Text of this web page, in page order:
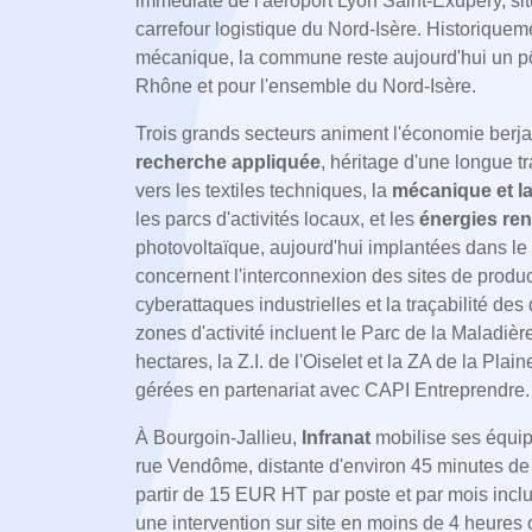
carrefour logistique du Nord-Isère.
mécanique, la commune reste aujourd'hui un
Rhône et pour l'ensemble du Nord-Isère.
Trois grands secteurs animent l'économie
recherche appliquée, héritage d'une longue
vers les textiles techniques, la mécanique et
les parcs d'activités locaux, et les énergies
photovoltaïque, aujourd'hui implantées dans
concernent l'interconnexion des sites de
cyberattaques industrielles et la traçabilité
zones d'activité incluent le Parc de la
hectares, la Z.I. de l'Oiselet et la ZA de la
gérées en partenariat avec CAPI Entreprendre.
À Bourgoin-Jallieu, Infranat mobilise ses
rue Vendôme, distante d'environ 45 minutes
partir de 15 EUR HT par poste et par mois
une intervention sur site en moins de 4